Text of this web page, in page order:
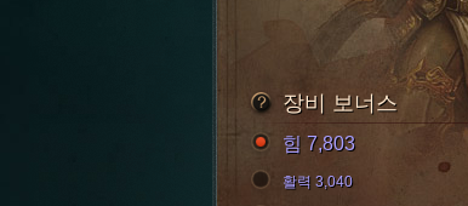
장비 보너스
힘 7,803
활력 3,040